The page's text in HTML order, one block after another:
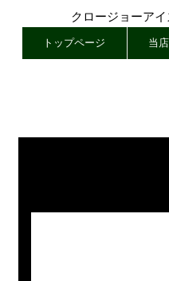
クロージョーア
トップページ 当